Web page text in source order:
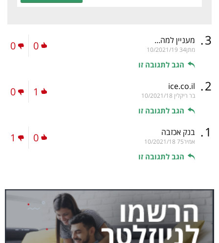
3
. מעניין למה...
מתן34 10/2021/19
הגב לתגובה זו
0
0
2
.
ice.co.il
בר ריקלין 10/2021/18
הגב לתגובה זו
1
0
1
. בנק אכזבה
אמיר75 10/2021/18
הגב לתגובה זו
0
1